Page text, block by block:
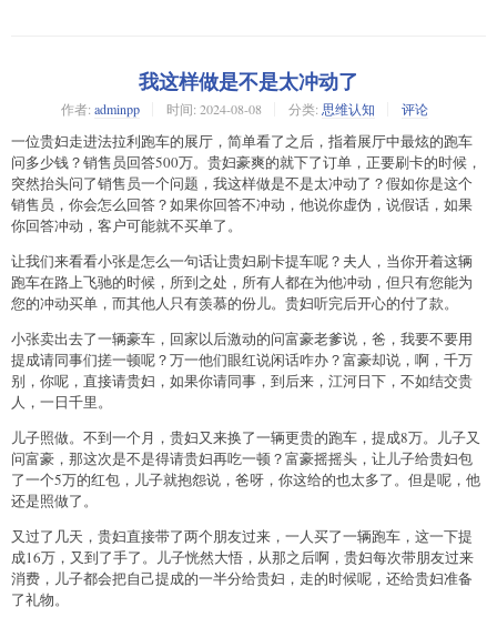
我这样做是不是太冲动了
作者: adminpp 时间: 2024-08-08 分类: 思维认知 评论
一位贵妇走进法拉利跑车的展厅，简单看了之后，指着展厅中最炫的跑车
问多少钱？销售员回答500万。贵妇豪爽的就下了订单，正要刷卡的时候，
突然抬头问了销售员一个问题，我这样做是不是太冲动了？假如你是这个
销售员，你会怎么回答？如果你回答不冲动，他说你虚伪，说假话，如果
你回答冲动，客户可能就不买单了。
让我们来看看小张是怎么一句话让贵妇刷卡提车呢？夫人，当你开着这辆
跑车在路上飞驰的时候，所到之处，所有人都在为他冲动，但只有您能为
您的冲动买单，而其他人只有羡慕的份儿。贵妇听完后开心的付了款。
小张卖出去了一辆豪车，回家以后激动的问富豪老爹说，爸，我要不要用
提成请同事们搓一顿呢？万一他们眼红说闲话咋办？富豪却说，啊，千万
别，你呢，直接请贵妇，如果你请同事，到后来，江河日下，不如结交贵
人，一日千里。
儿子照做。不到一个月，贵妇又来换了一辆更贵的跑车，提成8万。儿子又
问富豪，那这次是不是得请贵妇再吃一顿？富豪摇摇头，让儿子给贵妇包
了一个5万的红包，儿子就抱怨说，爸呀，你这给的也太多了。但是呢，他
还是照做了。
又过了几天，贵妇直接带了两个朋友过来，一人买了一辆跑车，这一下提
成16万，又到了手了。儿子恍然大悟，从那之后啊，贵妇每次带朋友过来
消费，儿子都会把自己提成的一半分给贵妇，走的时候呢，还给贵妇准备
了礼物。